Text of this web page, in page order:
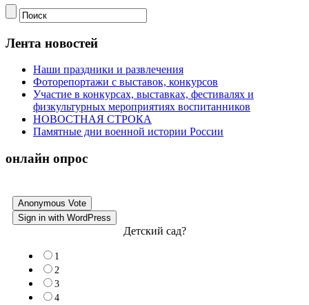
Лента новостей
Наши праздники и развлечения
Фоторепортажи с выставок, конкурсов
Участие в конкурсах, выставках, фестивалях и
физкультурных мероприятиях воспитанников
НОВОСТНАЯ СТРОКА
Памятные дни военной истории России
онлайн опрос
Anonymous Vote
Sign in with WordPress
Детский сад?
1
2
3
4